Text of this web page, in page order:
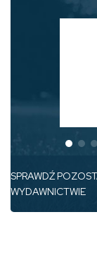
SPRAWDŹ
WYDAWNICTWIE